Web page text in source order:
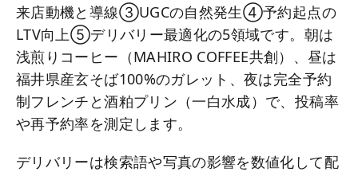
来店動機と導線③UGCの自然発生④予約起点の
LTV向上⑤デリバリー最適化の5領域です。朝は
浅煎りコーヒー（MAHIRO COFFEE共創）、昼は
福井県産玄そば100%のガレット、夜は完全予約
制フレンチと酒粕プリン（一白水成）で、投稿率
や再予約率を測定します。
デリバリーは検索語や写真の影響を数値化して配